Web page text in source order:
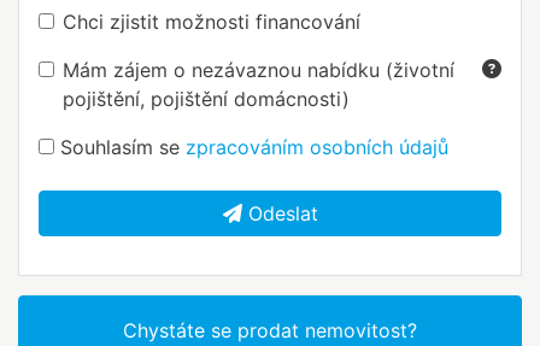
Chci zjistit možnosti financování
Mám zájem o nezávaznou nabídku (životní
pojištění, pojištění domácnosti)
Souhlasím se zpracováním osobních údajů
Odeslat
Chystáte se prodat nemovitost?